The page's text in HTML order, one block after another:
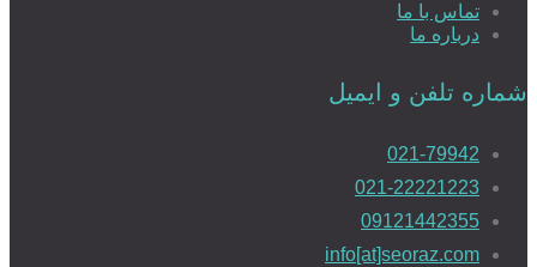
تماس با ما
درباره ما
شماره تلفن و ایمیل
021-79942
021-22221223
09121442355
info[at]seoraz.com